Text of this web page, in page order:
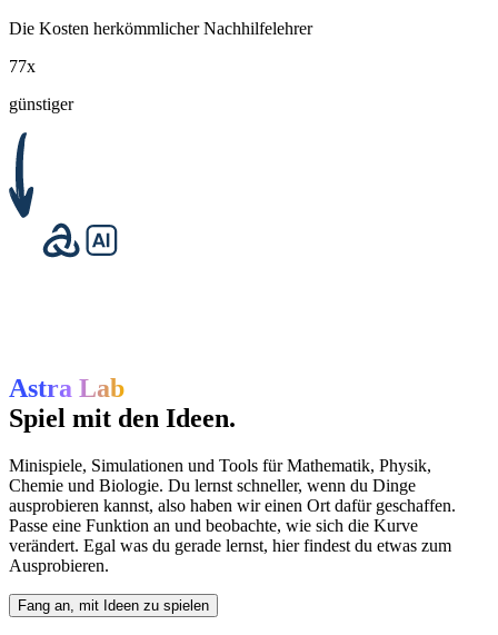
Die Kosten herkömmlicher Nachhilfelehrer
77x
günstiger
Astra Lab
Spiel mit den Ideen.
Minispiele, Simulationen und Tools für Mathematik, Physik,
Chemie und Biologie. Du lernst schneller, wenn du Dinge
ausprobieren kannst, also haben wir einen Ort dafür geschaffen.
Passe eine Funktion an und beobachte, wie sich die Kurve
verändert. Egal was du gerade lernst, hier findest du etwas zum
Ausprobieren.
Fang an, mit Ideen zu spielen